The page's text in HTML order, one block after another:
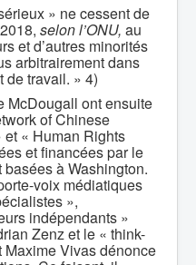
» ne cessent de
selon l’ONU, au
et d’autres minorités
arbitrairement dans
de travail. » 4)
McDougall ont ensuite
of Chinese
« Human Rights
et financées par le
à Washington.
voix médiatiques
»,
indépendants »
Zenz et le « think-
Vivas dénonce